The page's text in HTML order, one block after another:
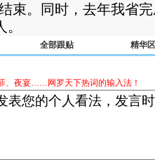
束。同时，去年我省
全部跟贴 精华区
、夜宴……网罗天下热词的输入法！